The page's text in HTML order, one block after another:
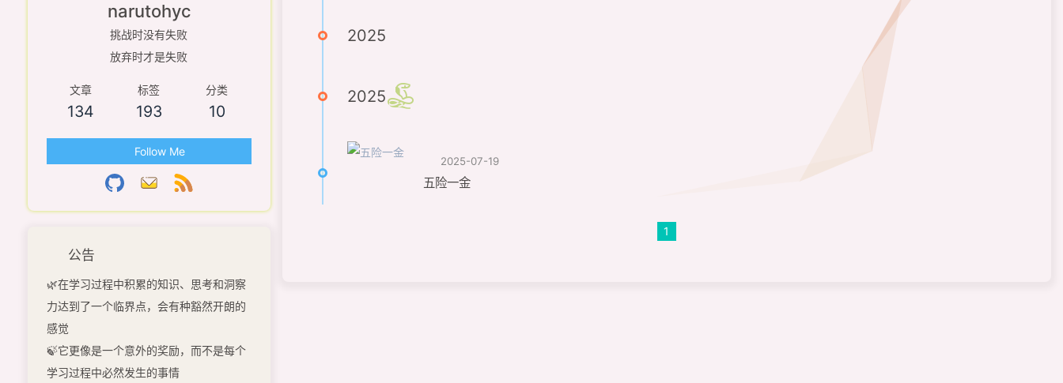
2025
2025
2025-07-19
五险一金
1
narutohyc
挑战时没有失败
放弃时才是失败
文章
134
标签
193
分类
10
Follow Me
公告
🌿在学习过程中积累的知识、思考和洞察
力达到了一个临界点，会有种豁然开朗的
感觉
🍃它更像是一个意外的奖励，而不是每个
学习过程中必然发生的事情